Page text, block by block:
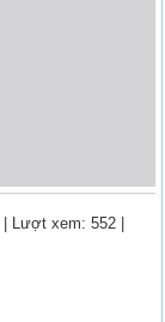
| Lượt xem: 552